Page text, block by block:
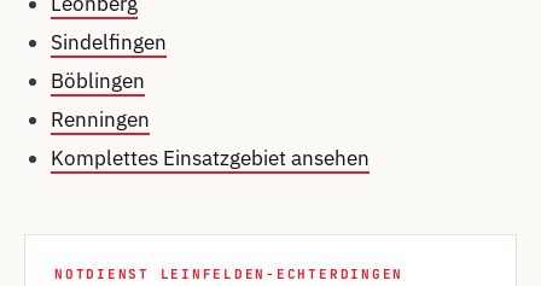
Sindelfingen
Böblingen
Renningen
Komplettes Einsatzgebiet ansehen
NOTDIENST LEINFELDEN-ECHTERDINGEN